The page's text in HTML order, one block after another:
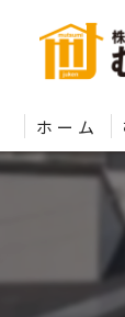
ホーム